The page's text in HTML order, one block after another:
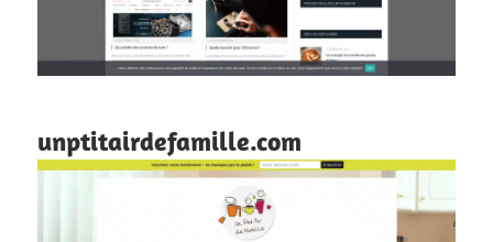
unptitairdefamille.com